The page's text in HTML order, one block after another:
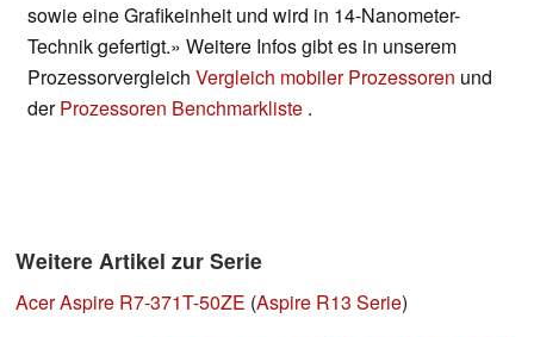
sowie eine Grafikeinheit und wird in 14-Nanometer-
Technik gefertigt.» Weitere Infos gibt es in unserem
Prozessorvergleich Vergleich mobiler Prozessoren und
derProzessoren Benchmarkliste .
Weitere Artikel zur Serie
Acer Aspire R7-371T-50ZE (Aspire R13 Serie)